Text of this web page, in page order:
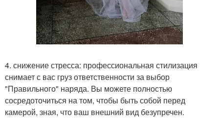
4. снижение стресса: профессиональная стилизация
снимает с вас груз ответственности за выбор
"Правильного" наряда. Вы можете полностью
сосредоточиться на том, чтобы быть собой перед
камерой, зная, что ваш внешний вид безупречен.